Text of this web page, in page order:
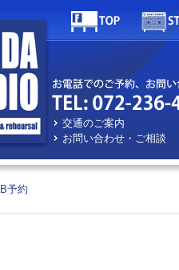
交通のご案内
お問い合わせ・ご相談
予約